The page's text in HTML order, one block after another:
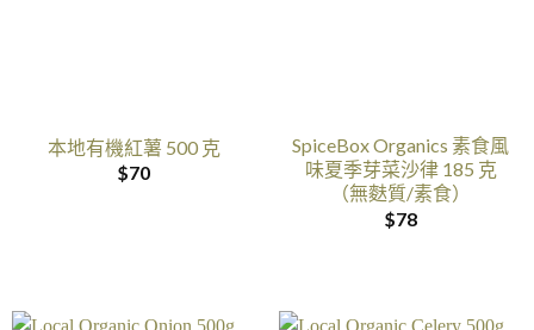
本地有機紅薯 500 克
$70
SpiceBox Organics 素食風
味夏季芽菜沙律 185 克
（無麩質/素食）
$78